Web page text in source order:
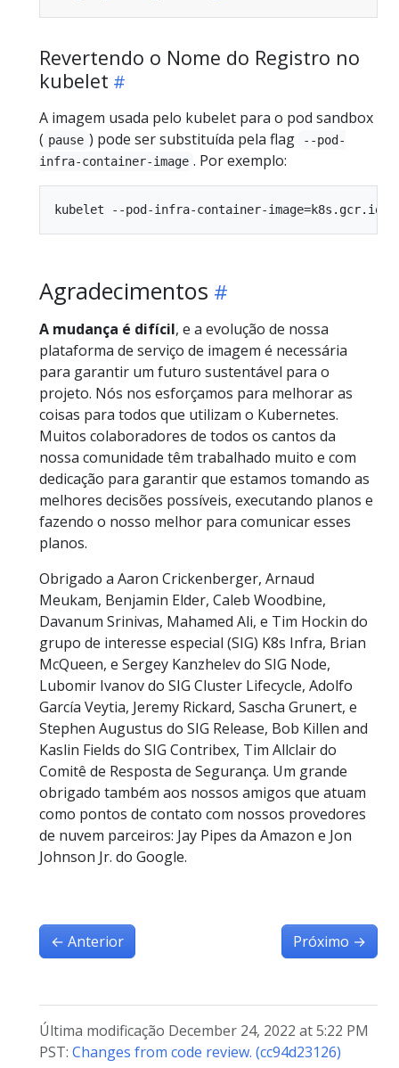
Revertendo o Nome do Registro no
kubelet
A imagem usada pelo kubelet para o pod sandbox
( pause ) pode ser substituída pela flag
--pod-
infra-container-image . Por exemplo:
Agradecimentos
A mudança é difícil, e a evolução de nossa
plataforma de serviço de imagem é necessária
para garantir um futuro sustentável para o
projeto. Nós nos esforçamos para melhorar as
coisas para todos que utilizam o Kubernetes.
Muitos colaboradores de todos os cantos da
nossa comunidade têm trabalhado muito e com
dedicação para garantir que estamos tomando as
melhores decisões possíveis, executando planos e
fazendo o nosso melhor para comunicar esses
planos.
Obrigado a Aaron Crickenberger, Arnaud
Meukam, Benjamin Elder, Caleb Woodbine,
Davanum Srinivas, Mahamed Ali, e Tim Hockin do
grupo de interesse especial (SIG) K8s Infra, Brian
McQueen, e Sergey Kanzhelev do SIG Node,
Lubomir Ivanov do SIG Cluster Lifecycle, Adolfo
García Veytia, Jeremy Rickard, Sascha Grunert, e
Stephen Augustus do SIG Release, Bob Killen and
Kaslin Fields do SIG Contribex, Tim Allclair do
Comitê de Resposta de Segurança. Um grande
obrigado também aos nossos amigos que atuam
como pontos de contato com nossos provedores
de nuvem parceiros: Jay Pipes da Amazon e Jon
Johnson Jr. do Google.
← Anterior Próximo →
Última modificação December 24, 2022 at 5:22 PM
PST: Changes from code review. (cc94d23126)